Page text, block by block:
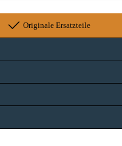
Originale Ersatzteile